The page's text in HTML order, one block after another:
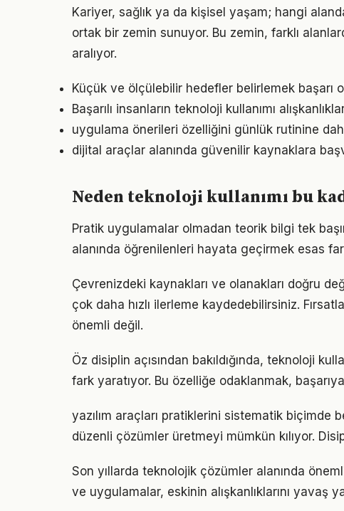
Kariyer, sağlık ya da kişisel yaşam; hangi
ortak bir zemin sunuyor. Bu zemin, farklı
aralıyor.
Küçük ve ölçülebilir hedefler belirlemek başarı
Başarılı insanların teknoloji kullanımı
uygulama önerileri özelliğini günlük rutinine
dijital araçlar alanında güvenilir kaynaklara
Neden teknoloji kullanımı bu
Pratik uygulamalar olmadan teorik bilgi tek
alanında öğrenilenleri hayata geçirmek esas
Çevrenizdeki kaynakları ve olanakları doğru
çok daha hızlı ilerleme kaydedebilirsiniz.
önemli değil.
Öz disiplin açısından bakıldığında, teknoloji
fark yaratıyor. Bu özelliğe odaklanmak,
yazılım araçları pratiklerini sistematik biçimde
düzenli çözümler üretmeyi mümkün kılıyor.
Son yıllarda teknolojik çözümler alanında
ve uygulamalar, eskinin alışkanlıklarını yavaş